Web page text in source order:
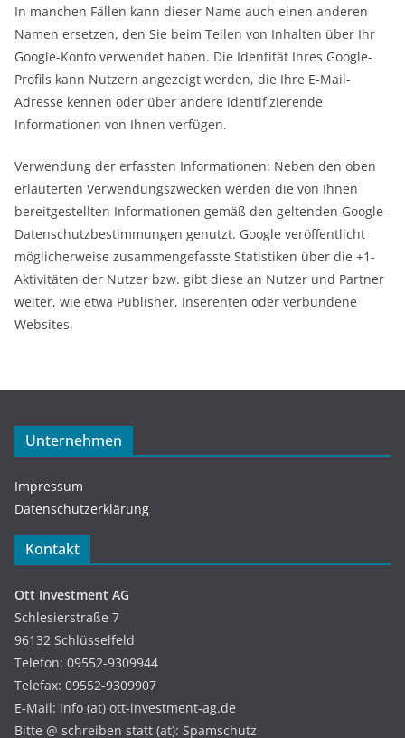
In manchen Fällen kann dieser Name auch einen anderen
Namen ersetzen, den Sie beim Teilen von Inhalten über Ihr
Google-Konto verwendet haben. Die Identität Ihres Google-
Profils kann Nutzern angezeigt werden, die Ihre E-Mail-
Adresse kennen oder über andere identifizierende
Informationen von Ihnen verfügen.
Verwendung der erfassten Informationen: Neben den oben
erläuterten Verwendungszwecken werden die von Ihnen
bereitgestellten Informationen gemäß den geltenden Google-
Datenschutzbestimmungen genutzt. Google veröffentlicht
möglicherweise zusammengefasste Statistiken über die +1-
Aktivitäten der Nutzer bzw. gibt diese an Nutzer und Partner
weiter, wie etwa Publisher, Inserenten oder verbundene
Websites.
Unternehmen
Impressum
Datenschutzerklärung
Kontakt
Ott Investment AG
Schlesierstraße 7
96132 Schlüsselfeld
Telefon: 09552-9309944
Telefax: 09552-9309907
E-Mail: info (at) ott-investment-ag.de
Bitte @ schreiben statt (at): Spamschutz